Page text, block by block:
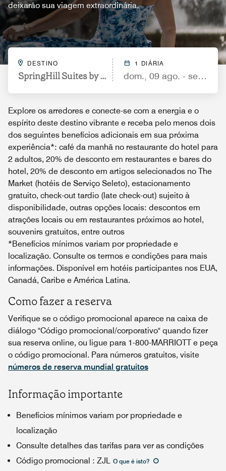
deixarão sua viagem extraordinária.
DESTINO
SpringHill Suites by Marriott Ewing Princeton
1 DIÁRIA
dom., 09 ago. - seg., 10
Explore os arredores e conecte-se com a energia e o
espírito deste destino vibrante e receba pelo menos dois
dos seguintes benefícios adicionais em sua próxima
experiência*: café da manhã no restaurante do hotel para
2 adultos, 20% de desconto em restaurantes e bares do
hotel, 20% de desconto em artigos selecionados no The
Market (hotéis de Serviço Seleto), estacionamento
gratuito, check-out tardio (late check-out) sujeito à
disponibilidade, outras opções locais: descontos em
atrações locais ou em restaurantes próximos ao hotel,
souvenirs gratuitos, entre outros
*Benefícios mínimos variam por propriedade e
localização. Consulte os termos e condições para mais
informações. Disponível em hotéis participantes nos EUA,
Canadá, Caribe e América Latina.
Como fazer a reserva
Verifique se o código promocional aparece na caixa de
diálogo "Código promocional/corporativo" quando fizer
sua reserva online, ou ligue para 1-800-MARRIOTT e peça
o código promocional. Para números gratuitos, visite
números de reserva mundial gratuitos
Informação importante
Benefícios mínimos variam por propriedade e
localização
Consulte detalhes das tarifas para ver as condições
Código promocional : ZJL O que é isto?